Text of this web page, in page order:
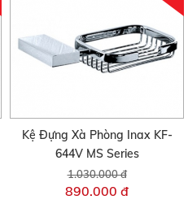
Kệ Đựng Xà Phòng Inax KF-
644V MS Series
1.030.000 đ
890.000 đ